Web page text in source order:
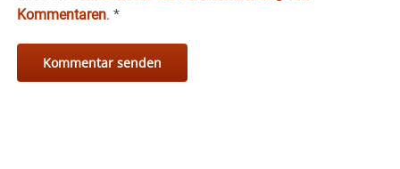
Kommentaren. *